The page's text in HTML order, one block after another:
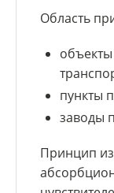
Область
пункты
заводы
Принцип